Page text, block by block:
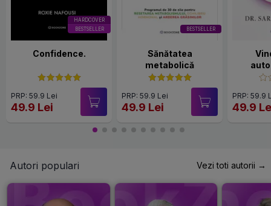
HARDCOVER
BESTSELLER
Confidence.
PRP: 59.9 Lei
49.9 Lei
BESTSELLER
Sănătatea
metabolică
PRP: 59.9 Lei
49.9 Lei
PRP: 59.9
49.9
Autori populari Vezi toti autorii →